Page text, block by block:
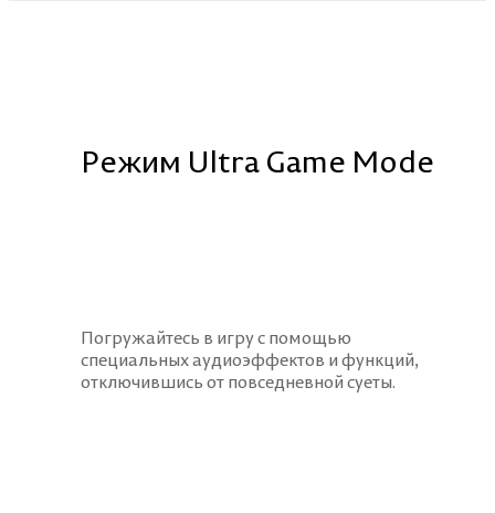
Режим Ultra Game Mode
Погружайтесь в игру с помощью
специальных аудиоэффектов и функций,
отключившись от повседневной суеты.